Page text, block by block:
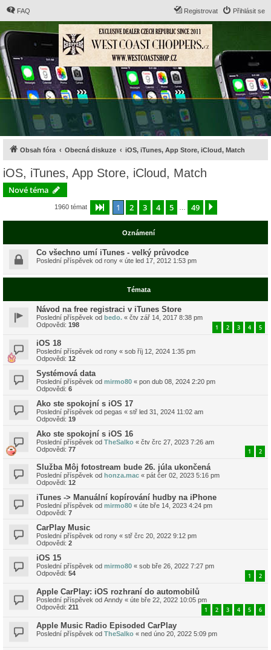
FAQ Přihlásit se
Registrovat
Obsah fóra Obecná diskuze iOS, iTunes, App Store, iCloud, Match
iOS, iTunes, App Store, iCloud, Match
Nové téma
1960 témat Stránka z 49
1 2 3 4 5 49
Oznámení
Co všechno umí iTunes - velký průvodce
Poslední příspěvek od rony « úte led 17, 2012 1:53 pm
Témata
Návod na free registraci v iTunes Store
Poslední příspěvek od bedo. « čtv zář 14, 2017 8:38 pm
Odpovědi: 198 1 2 3 4 5
iOS 18
Poslední příspěvek od rony « sob říj 12, 2024 1:35 pm
Odpovědi: 12
Systémová data
Poslední příspěvek od mirmo80 « pon dub 08, 2024 2:20 pm
Odpovědi: 6
Ako ste spokojní s iOS 17
Poslední příspěvek od pegas « stř led 31, 2024 11:02 am
Odpovědi: 19
Ako ste spokojní s iOS 16
Poslední příspěvek od TheSalko « čtv črc 27, 2023 7:26 am
Odpovědi: 77 1 2
Služba Môj fotostream bude 26. júla ukončená
Poslední příspěvek od honza.mac « pát čer 02, 2023 5:16 pm
Odpovědi: 12
iTunes -> Manuální kopírování hudby na iPhone
Poslední příspěvek od mirmo80 « úte bře 14, 2023 4:24 pm
Odpovědi: 7
CarPlay Music
Poslední příspěvek od rony « stř črc 20, 2022 9:12 pm
Odpovědi: 2
iOS 15
Poslední příspěvek od mirmo80 « sob bře 26, 2022 7:27 pm
Odpovědi: 54 1 2
Apple CarPlay: iOS rozhraní do automobilů
Poslední příspěvek od Anndy « úte bře 22, 2022 10:05 pm
Odpovědi: 211 1 2 3 4 5 6
Apple Music Radio Episoded CarPlay
Poslední příspěvek od TheSalko « ned úno 20, 2022 5:09 pm